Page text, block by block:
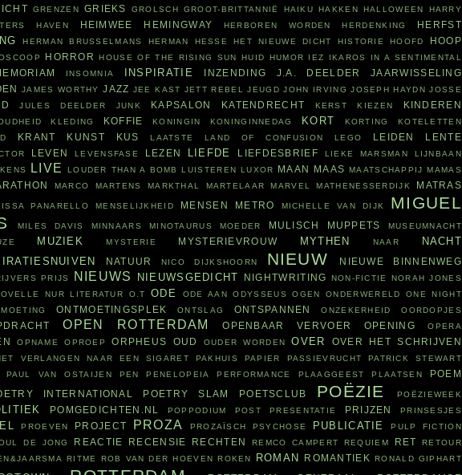
GRENZEN GRIEKS GROLSCH GROOT-BRITTANNIË HAIKU HAKKEN HALLOWEEN
HARRY
HAVEN HEIMWEE HEMINGWAY HERBOREN WORDEN HERDENKING HERFST
HERMAN BRUSSELMANS HERMAN HESSE HET NIEUWE DICHT HISTORIE HOOFD HOOP
HORROR HOUSE OF THE RISING SUN HUID HUMOR IEZ IKAROS
IN A SENTIMENTAL
INSOMNIA INSPIRATIE INZENDING J.A. DEELDER
JAARWISSELING
JAMES WORTHY JAZZ JEE KAST JETT REBEL JEUGD JOHN IRVING JOSEPH HAYDN JOSSE
JULES DEELDER JUNK KAPSALON KATENDRECHT KERST KIEZEN KINDEREN
KLEDING KOFFIE KONINGIN KONINGINNEDAG KORT KORTING
KOTELETTEN
KRANT KUNST KUS LAATSTE LAND OF CONFUSION LEGO LEIDEN LENTE
LEVEN LEVENSFASE LEZEN LIEFDE LIEFDESBRIEF LIEKE MARSMAN
LIJNBAAN
LIVE LOUDER THAN A BOMB LUISTEREN LUXOR MAAN MAAS MAATSCHAPPIJ MAMAS
MARCO MARTENS MARKTHAL MARTELAAR MARVEL MATHENESSERDIJK MATRAS
PANARELLO MENSELIJKHEID MENSEN METRO MICHELLE VAN DIJK
MIGUEL
MILES DAVIS MINNAARS MINOTAURUS MOEDER MULISCH MUPPETS MUSEUMNACHT
MUZIEK MYSTERIE MYSTERIEVROUW MYTHEN NAAR
NACHT
NATUUR NICO DIJKSHOORN NIEUW NIEUWE BINNENWEG
PRIJS NIEUWS NIEUWSGEDICHT NIGHTWRITING NON-FICTIE
NORAH JONES
NUR LITERATUR O.T ODE ODE AAN ODYSSEUS OGEN ONDERWERELD
ONE NIGHT
ONTMOETINGSPLEK ONTSLAG ONTSPANNEN ONZEKERHEID
OORDOPJES
OPEN ROTTERDAM OPENBAAR VERVOER OPENING OPERA
OPNAME OPROEP ORPHEUS OUD OUDER WORDEN OVER
OVER HET SCHRIJVEN
VERLANGEN NAAR EEN SIGARET PAKHUIS PAPIER PASSIEVRUCHT PATRICK STEWART
PAUL VAN OSTAIJEN PEN PENELOPEIA PERFORMANCE PLAAGGEEST PLAATSEN
POEM
INTERNATIONAL POETRY SLAM POETSCLUB POËZIE POËZIEWEEK
POMGEDICHTEN.NL POPPODIUM POST PRESENTATIE PRIJZEN PRINSESJES
PROEVEN PROJECT PROZA PROZAÏSCH PSYCHOSE PUBLICATIE PULP FICTION
DE JONG REACTIE RECENSIE RECHTEN REMCO CAMPERT REQUIEM RET
RETOUR
RITME ROB VAN DER HOEVEN ROKEN ROMAN ROMANTIEK RONALD GIPHART